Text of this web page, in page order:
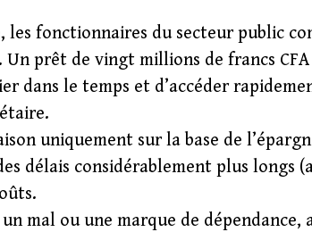
les fonctionnaires du secteur public
prêt de vingt millions de francs
dans le temps et d’accéder
uniquement sur la base de
délais considérablement plus longs
mal ou une marque de